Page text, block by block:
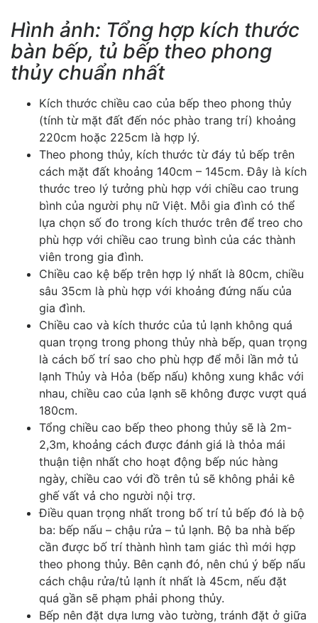
Hình ảnh: Tổng hợp kích thước
bàn bếp, tủ bếp theo phong
thủy chuẩn nhất
Kích thước chiều cao của bếp theo phong thủy
(tính từ mặt đất đến nóc phào trang trí) khoảng
220cm hoặc 225cm là hợp lý.
Theo phong thủy, kích thước từ đáy tủ bếp trên
cách mặt đất khoảng 140cm – 145cm. Đây là kích
thước treo lý tưởng phù hợp với chiều cao trung
bình của người phụ nữ Việt. Mỗi gia đình có thể
lựa chọn số đo trong kích thước trên để treo cho
phù hợp với chiều cao trung bình của các thành
viên trong gia đình.
Chiều cao kệ bếp trên hợp lý nhất là 80cm, chiều
sâu 35cm là phù hợp với khoảng đứng nấu của
gia đình.
Chiều cao và kích thước của tủ lạnh không quá
quan trọng trong phong thủy nhà bếp, quan trọng
là cách bố trí sao cho phù hợp để mỗi lần mở tủ
lạnh Thủy và Hỏa (bếp nấu) không xung khắc với
nhau, chiều cao của lạnh sẽ không được vượt quá
180cm.
Tổng chiều cao bếp theo phong thủy sẽ là 2m-
2,3m, khoảng cách được đánh giá là thỏa mái
thuận tiện nhất cho hoạt động bếp núc hàng
ngày, chiều cao với đồ trên tủ sẽ không phải kê
ghế vất vả cho người nội trợ.
Điều quan trọng nhất trong bố trí tủ bếp đó là bộ
ba: bếp nấu – chậu rửa – tủ lạnh. Bộ ba nhà bếp
cần được bố trí thành hình tam giác thì mới hợp
theo phong thủy. Bên cạnh đó, nên chú ý bếp nấu
cách chậu rửa/tủ lạnh ít nhất là 45cm, nếu đặt
quá gần sẽ phạm phải phong thủy.
Bếp nên đặt dựa lưng vào tường, tránh đặt ở giữa